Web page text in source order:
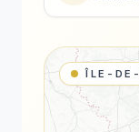
ÎLE-